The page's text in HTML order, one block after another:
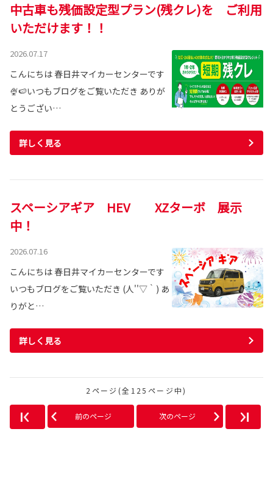
中古車も残価設定型プラン(残クレ)を ご利用
いただけます！！
2026.07.17
こんにちは 春日井マイカーセンターです
🍨🍉いつもブログをご覧いただき ありが
とうござい…
詳しく見る
スペーシアギア HEV XZターボ 展示
中！
2026.07.16
こんにちは 春日井マイカーセンターです
いつもブログをご覧いただき (人''▽｀) あ
りがと…
詳しく見る
2ページ(全125ページ中)
前のページ 次のページ